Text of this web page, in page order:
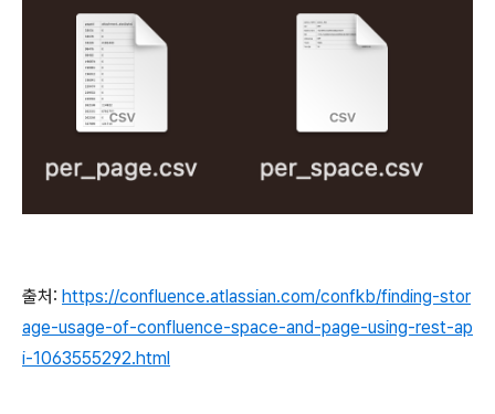
출처: https://confluence.atlassian.com/confkb/finding-stor
age-usage-of-confluence-space-and-page-using-rest-ap
i-1063555292.html